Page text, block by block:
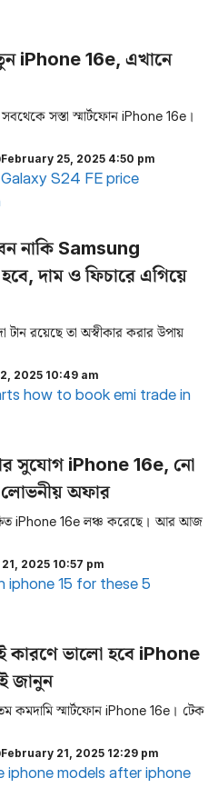
iPhone 16e, এখানে
সস্তা স্মার্টফোন iPhone 16e।
February 25, 2025 4:50 pm
নাকি Samsung
দাম ও ফিচারে এগিয়ে
রয়েছে তা অস্বীকার করার উপায়
2025 10:49 am
সুযোগ iPhone 16e, নো
অফার
iPhone 16e লঞ্চ করেছে। আর আজ
2025 10:57 pm
ভালো হবে iPhone
জানুন
কমদামি স্মার্টফোন iPhone 16e। টেক
February 21, 2025 12:29 pm